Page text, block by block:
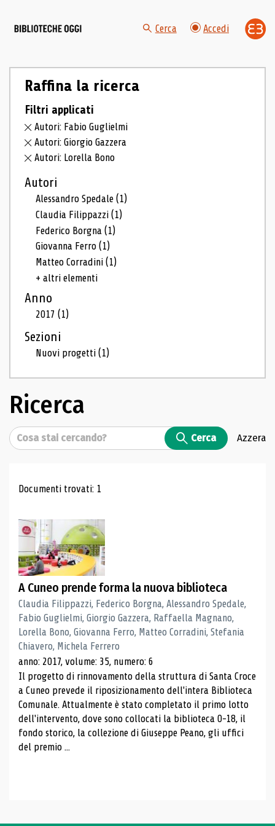
Cerca Accedi
Raffina la ricerca
Filtri applicati
Autori: Fabio Guglielmi
Autori: Giorgio Gazzera
Autori: Lorella Bono
Autori
Alessandro Spedale(1)
Claudia Filippazzi(1)
Federico Borgna(1)
Giovanna Ferro(1)
Matteo Corradini(1)
+ altri elementi
Anno
2017(1)
Sezioni
Nuovi progetti(1)
Ricerca
Cerca Cerca Azzera
Risultati di ricerca
Documenti trovati: 1
A Cuneo prende forma la nuova biblioteca
Claudia Filippazzi, Federico Borgna, Alessandro Spedale,
Fabio Guglielmi, Giorgio Gazzera, Raffaella Magnano,
Lorella Bono, Giovanna Ferro, Matteo Corradini, Stefania
Chiavero, Michela Ferrero
anno: 2017, volume: 35, numero: 6
Il progetto di rinnovamento della struttura di Santa Croce
a Cuneo prevede il riposizionamento dell'intera Biblioteca
Comunale. Attualmente è stato completato il primo lotto
dell'intervento, dove sono collocati la biblioteca 0-18, il
fondo storico, la collezione di Giuseppe Peano, gli uffici
del premio ...